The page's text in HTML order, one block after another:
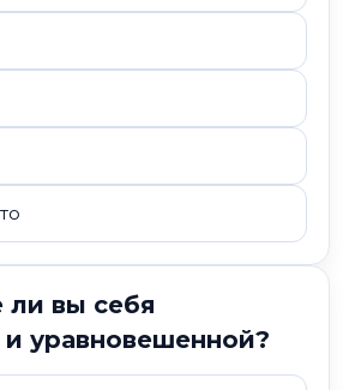
ли вы себя
уравновешенной?